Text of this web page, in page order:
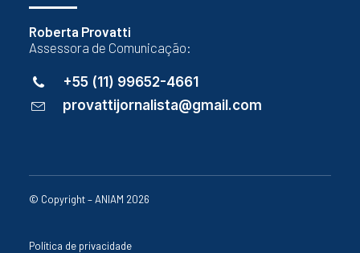
Roberta Provatti
Assessora de Comunicação:
+55 (11) 99652-4661
provattijornalista@gmail.com
© Copyright – ANIAM 2026
Política de privacidade